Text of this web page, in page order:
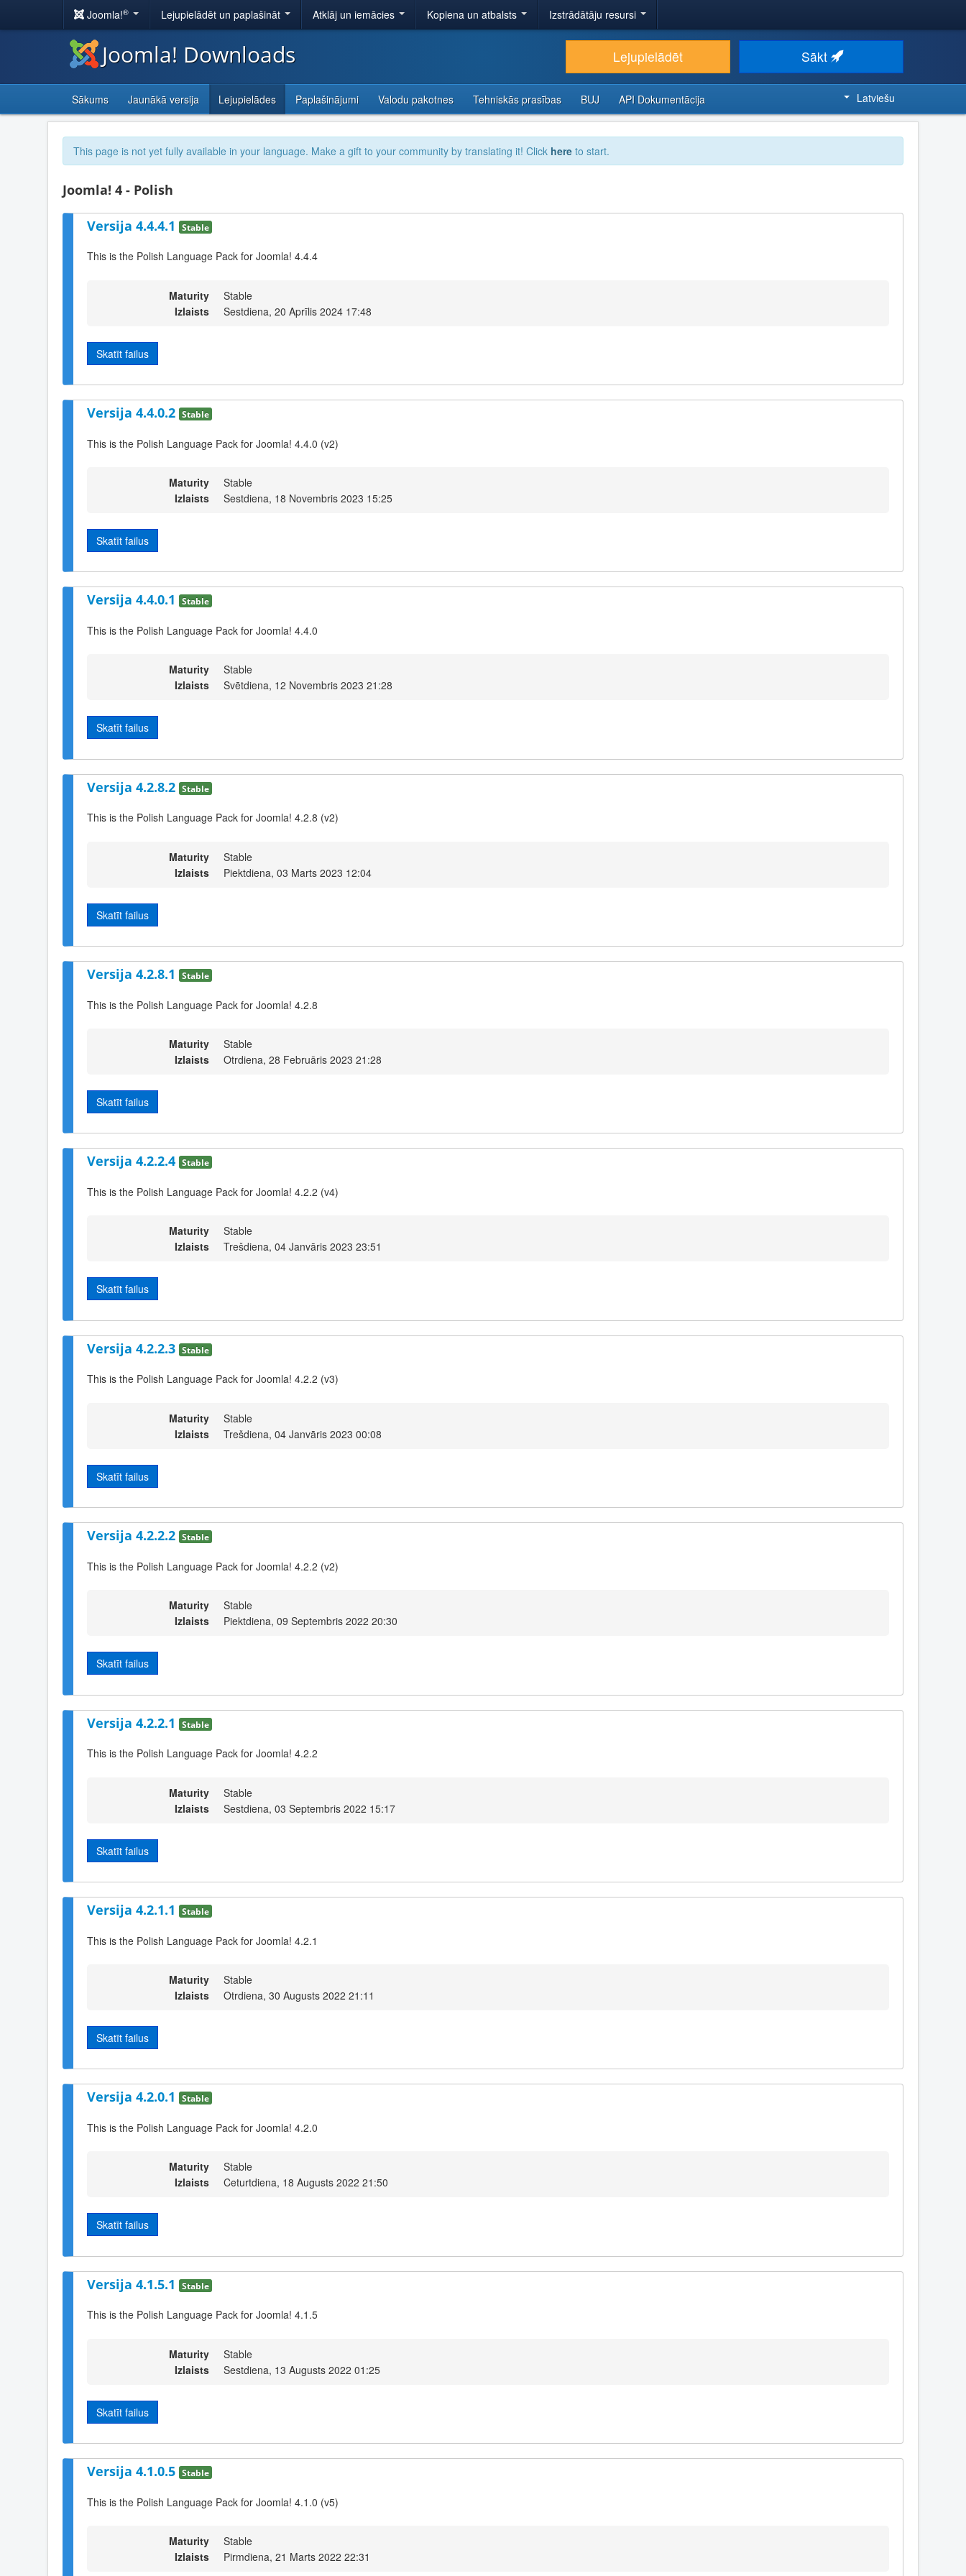
Joomla!® Lejupielādēt un paplašināt Atklāj un iemācies Kopiena un atbalsts Izstrādātāju resursi
Joomla! Downloads Lejupielādēt Sākt
Sākums Jaunākā versija Lejupielādes Paplašinājumi Valodu pakotnes Tehniskās prasības BUJ API Dokumentācija Latviešu
This page is not yet fully available in your language. Make a gift to your community by translating it! Click here to start.
Joomla! 4 - Polish
Versija 4.4.4.1 Stable
This is the Polish Language Pack for Joomla! 4.4.4
Maturity
Stable
Izlaists
Sestdiena, 20 Aprīlis 2024 17:48
Skatīt failus
Versija 4.4.0.2 Stable
This is the Polish Language Pack for Joomla! 4.4.0 (v2)
Maturity
Stable
Izlaists
Sestdiena, 18 Novembris 2023 15:25
Skatīt failus
Versija 4.4.0.1 Stable
This is the Polish Language Pack for Joomla! 4.4.0
Maturity
Stable
Izlaists
Svētdiena, 12 Novembris 2023 21:28
Skatīt failus
Versija 4.2.8.2 Stable
This is the Polish Language Pack for Joomla! 4.2.8 (v2)
Maturity
Stable
Izlaists
Piektdiena, 03 Marts 2023 12:04
Skatīt failus
Versija 4.2.8.1 Stable
This is the Polish Language Pack for Joomla! 4.2.8
Maturity
Stable
Izlaists
Otrdiena, 28 Februāris 2023 21:28
Skatīt failus
Versija 4.2.2.4 Stable
This is the Polish Language Pack for Joomla! 4.2.2 (v4)
Maturity
Stable
Izlaists
Trešdiena, 04 Janvāris 2023 23:51
Skatīt failus
Versija 4.2.2.3 Stable
This is the Polish Language Pack for Joomla! 4.2.2 (v3)
Maturity
Stable
Izlaists
Trešdiena, 04 Janvāris 2023 00:08
Skatīt failus
Versija 4.2.2.2 Stable
This is the Polish Language Pack for Joomla! 4.2.2 (v2)
Maturity
Stable
Izlaists
Piektdiena, 09 Septembris 2022 20:30
Skatīt failus
Versija 4.2.2.1 Stable
This is the Polish Language Pack for Joomla! 4.2.2
Maturity
Stable
Izlaists
Sestdiena, 03 Septembris 2022 15:17
Skatīt failus
Versija 4.2.1.1 Stable
This is the Polish Language Pack for Joomla! 4.2.1
Maturity
Stable
Izlaists
Otrdiena, 30 Augusts 2022 21:11
Skatīt failus
Versija 4.2.0.1 Stable
This is the Polish Language Pack for Joomla! 4.2.0
Maturity
Stable
Izlaists
Ceturtdiena, 18 Augusts 2022 21:50
Skatīt failus
Versija 4.1.5.1 Stable
This is the Polish Language Pack for Joomla! 4.1.5
Maturity
Stable
Izlaists
Sestdiena, 13 Augusts 2022 01:25
Skatīt failus
Versija 4.1.0.5 Stable
This is the Polish Language Pack for Joomla! 4.1.0 (v5)
Maturity
Stable
Izlaists
Pirmdiena, 21 Marts 2022 22:31